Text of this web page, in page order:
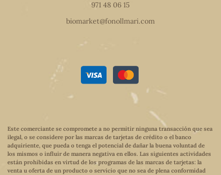
971 48 06 15
biomarket@fonollmari.com
Este comerciante se compromete a no permitir ninguna transacción que sea
ilegal, o se considere por las marcas de tarjetas de crédito o el banco
adquiriente, que pueda o tenga el potencial de dañar la buena voluntad de
los mismos o influir de manera negativa en ellos. Las siguientes actividades
están prohibidas en virtud de los programas de las marcas de tarjetas: la
venta u oferta de un producto o servicio que no sea de plena conformidad